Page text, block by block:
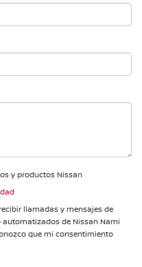
y productos Nissan
llamadas y mensajes de
automatizados de Nissan Nami
que mi consentimiento